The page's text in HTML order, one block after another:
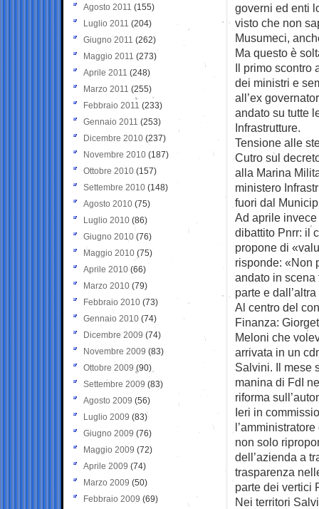
governi ed enti
visto che non
Musumeci,
Ma questo è
Il primo scontro
dei ministri e
all’ex
andato su tutte
Infrastrutture.
Tensione alle
Cutro sul
alla Marina
ministero
fuori dal
Ad aprile
dibattito Pnrr: il
propone di
risponde: «Non
andato in scena
parte e
Al centro del
Finanza:
Meloni che
arrivata in un
Salvini. Il mese
manina di FdI
riforma
Ieri in
non solo
dell’azienda a
trasparenza
parte dei vertici
Nei territori
Agosto 2011 (155)
Luglio 2011 (204)
Giugno 2011 (262)
Maggio 2011 (273)
Aprile 2011 (248)
Marzo 2011 (255)
Febbraio 2011 (233)
Gennaio 2011 (253)
Dicembre 2010 (237)
Novembre 2010 (187)
Ottobre 2010 (157)
Settembre 2010 (148)
Agosto 2010 (75)
Luglio 2010 (86)
Giugno 2010 (76)
Maggio 2010 (75)
Aprile 2010 (66)
Marzo 2010 (79)
Febbraio 2010 (73)
Gennaio 2010 (74)
Dicembre 2009 (74)
Novembre 2009 (83)
Ottobre 2009 (90)
Settembre 2009 (83)
Agosto 2009 (56)
Luglio 2009 (83)
Giugno 2009 (76)
Maggio 2009 (72)
Aprile 2009 (74)
Marzo 2009 (50)
Febbraio 2009 (69)